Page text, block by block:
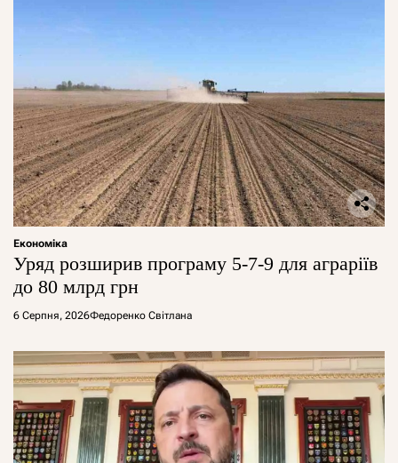
Економіка
Уряд розширив програму 5-7-9 для аграріїв
до 80 млрд грн
6 Серпня, 2026Федоренко Світлана